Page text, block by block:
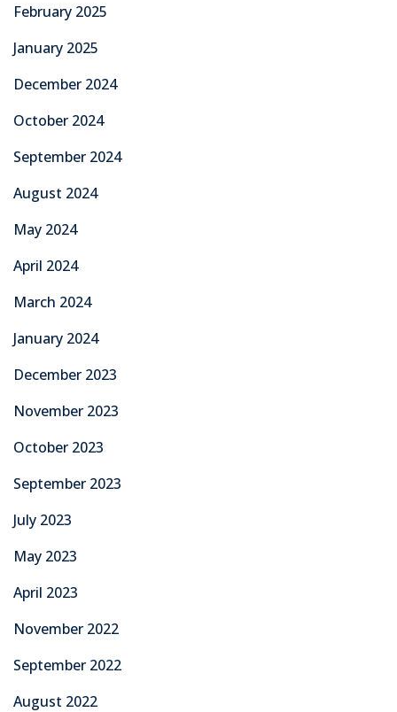
February 2025
January 2025
December 2024
October 2024
September 2024
August 2024
May 2024
April 2024
March 2024
January 2024
December 2023
November 2023
October 2023
September 2023
July 2023
May 2023
April 2023
November 2022
September 2022
August 2022